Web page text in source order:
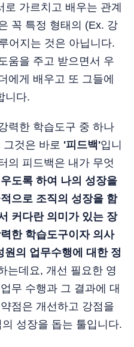
로 가르치고 배우는 관계
꼭 특정 형태의 (Ex. 강
어지는 것은 아닙니다.
움을 주고 받으면서 우
에게 배우고 또 그들에
니다.
력한 학습도구 중 하나
것은 바로 '피드백'입니
의 피드백은 내가 무엇
도록 하여 나의 성장을
으로 조직의 성장을 함
커다란 의미가 있는 장
한 학습도구이자 의사
의 업무수행에 대한 정
는데요, 개선 필요한 영
무 수행과 그 결과에 대
점은 개선하고 강점을
성장을 돕는 툴입니다.